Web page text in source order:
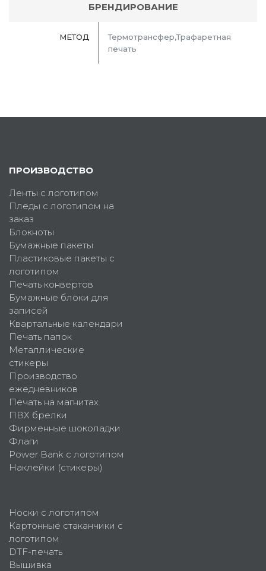
БРЕНДИРОВАНИЕ
МЕТОД
Термотрансфер,Трафаретная
печать
ПРОИЗВОДСТВО
Ленты с логотипом
Пледы с логотипом на
заказ
Блокноты
Бумажные пакеты
Пластиковые пакеты с
логотипом
Печать конвертов
Бумажные блоки для
записей
Квартальные календари
Печать папок
Металлические
стикеры
Производство
ежедневников
Печать на магнитах
ПВХ брелки
Фирменные шоколадки
Флаги
Power Bank с логотипом
Наклейки (стикеры)
Носки с логотипом
Картонные стаканчики с
логотипом
DTF-печать
Вышивка